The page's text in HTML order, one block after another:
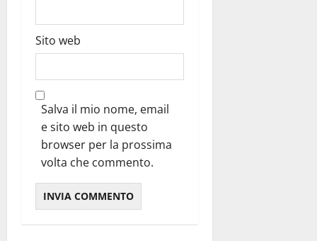
Sito web
Salva il mio nome, email
e sito web in questo
browser per la prossima
volta che commento.